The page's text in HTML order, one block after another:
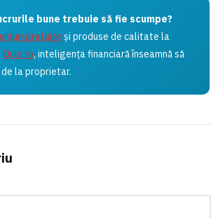
bune trebuie să fie scumpe?
gratuite și produse de calitate la
Quiq.ro, inteligența financiară înseamnă să
la proprietar.